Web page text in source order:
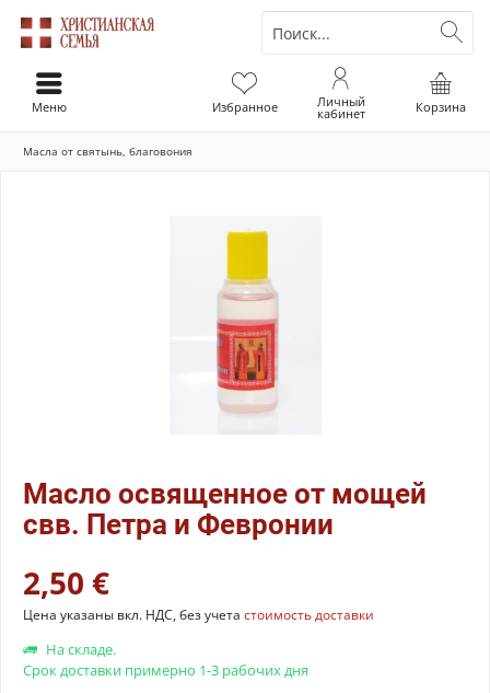
Корзина
Избранное Личный
кабинет
Меню
Масла от святынь, благовония
Масло освященное от мощей
свв. Петра и Февронии
2,50 €
Цена указаны вкл. НДС, без учета стоимость доставки
На складе.
Срок доставки примерно 1-3 рабочих дня